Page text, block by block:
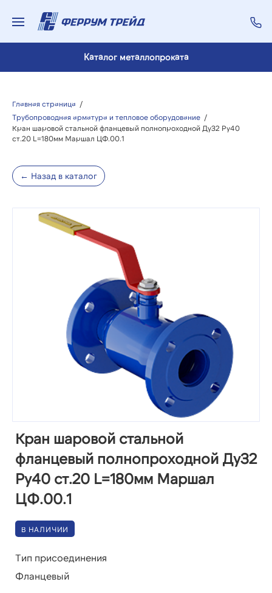
Каталог металлопроката
Главная страница /
Трубопроводная арматура и тепловое оборудование /
Кран шаровой стальной фланцевый полнопроходной Ду32 Ру40
ст.20 L=180мм Маршал ЦФ.00.1
← Назад в каталог
Кран шаровой стальной
фланцевый полнопроходной Ду32
Ру40 ст.20 L=180мм Маршал
ЦФ.00.1
В НАЛИЧИИ
Тип присоединения
Фланцевый